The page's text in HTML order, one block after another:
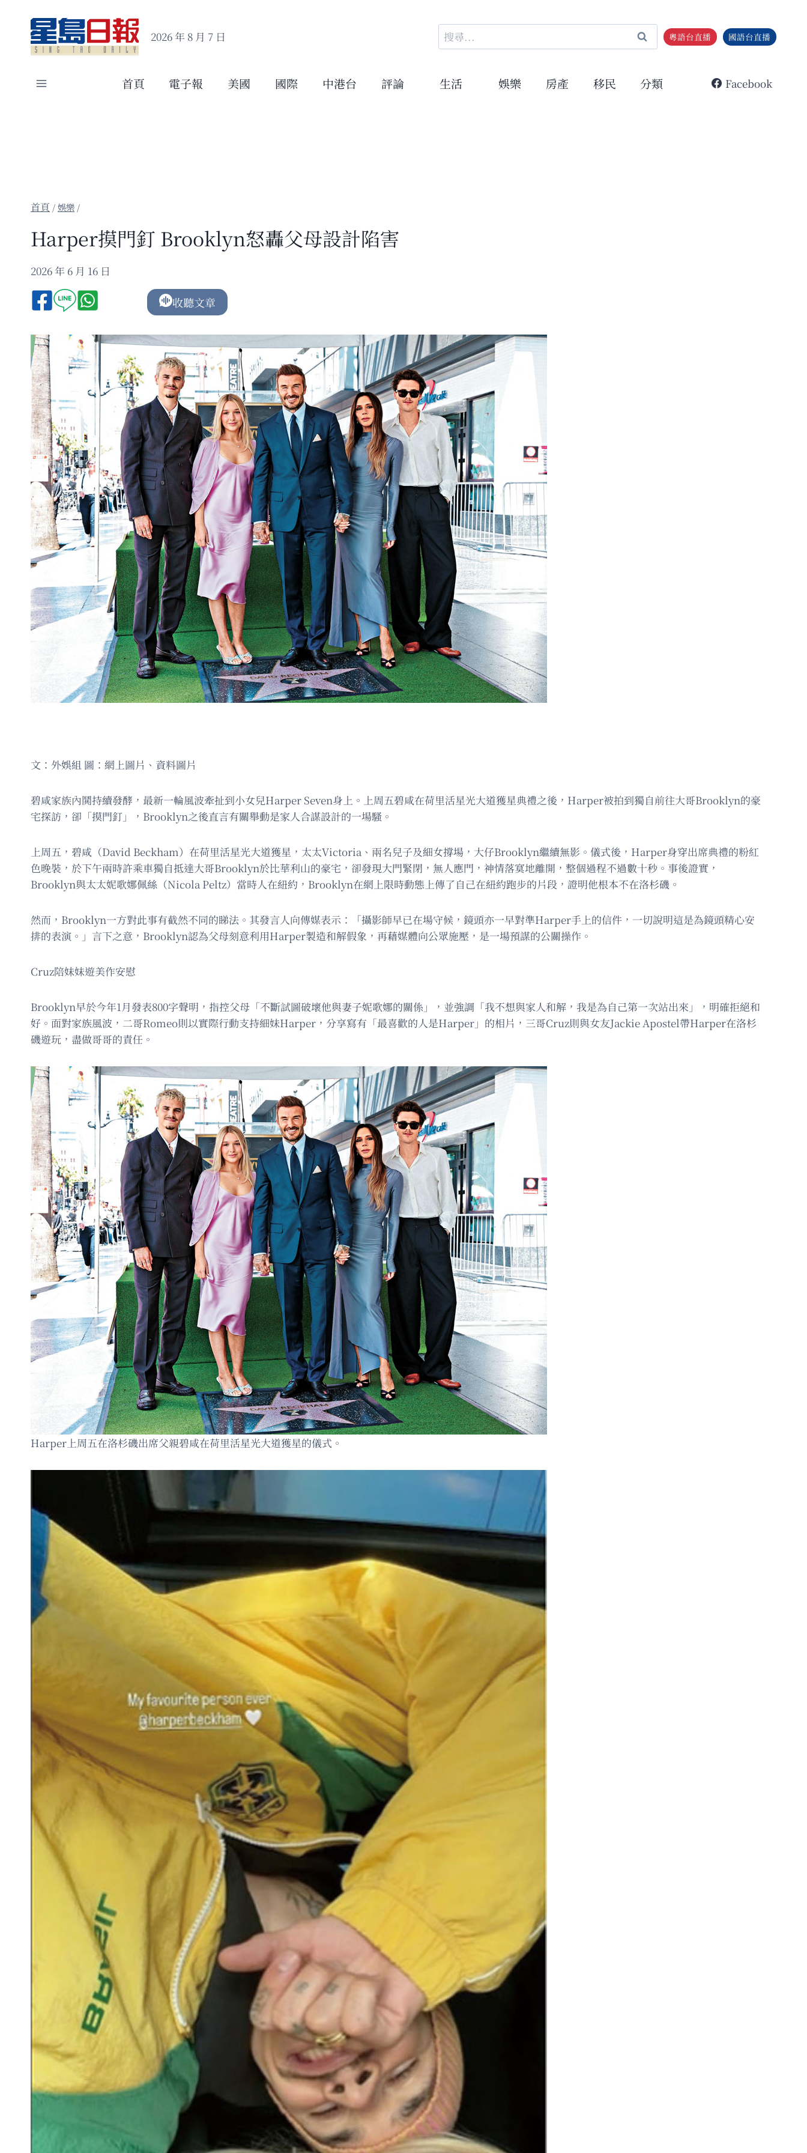
content
2026 年 8 月 7 日
搜
尋
鍵
粵語台直播 國語台直播
首頁 電子報 美國 國際 中港台 評論 生活 娛樂 房產 移民 分類 Facebook
/娛樂 /
Harper摸門釘 Brooklyn怒轟父母設計陷害
2026 年 6 月 16 日
收聽文章
文：外娛組 圖：網上圖片、資料圖片
碧咸家族內鬨持續發酵，最新一輪風波牽扯到小女兒Harper Seven身上。上周五碧咸在荷里活星光大道獲星典禮之後，Harper被拍到獨自前往大哥Brooklyn的豪
宅探訪，卻「摸門釘」，Brooklyn之後直言有關舉動是家人合謀設計的一場騷。
上周五，碧咸（David Beckham）在荷里活星光大道獲星，太太Victoria、兩名兒子及細女撐場，大仔Brooklyn繼續無影。儀式後，Harper身穿出席典禮的粉紅
色晚裝，於下午兩時許乘車獨自抵達大哥Brooklyn於比華利山的豪宅，卻發現大門緊閉，無人應門，神情落寞地離開，整個過程不過數十秒。事後證實，
Brooklyn與太太妮歌娜佩絲（Nicola Peltz）當時人在紐約，Brooklyn在網上限時動態上傳了自己在紐約跑步的片段，證明他根本不在洛杉磯。
然而，Brooklyn一方對此事有截然不同的睇法。其發言人向傳媒表示：「攝影師早已在場守候，鏡頭亦一早對準Harper手上的信件，一切說明這是為鏡頭精心安
排的表演。」言下之意，Brooklyn認為父母刻意利用Harper製造和解假象，再藉媒體向公眾施壓，是一場預謀的公關操作。
Cruz陪妹妹遊美作安慰
Brooklyn早於今年1月發表800字聲明，指控父母「不斷試圖破壞他與妻子妮歌娜的關係」，並強調「我不想與家人和解，我是為自己第一次站出來」，明確拒絕和
好。面對家族風波，二哥Romeo則以實際行動支持細妹Harper，分享寫有「最喜歡的人是Harper」的相片，三哥Cruz則與女友Jackie Apostel帶Harper在洛杉
磯遊玩，盡做哥哥的責任。
Harper上周五在洛杉磯出席父親碧咸在荷里活星光大道獲星的儀式。